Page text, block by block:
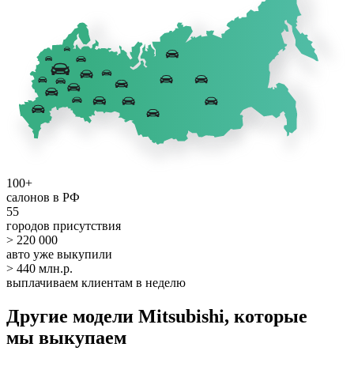
100+
салонов в РФ
55
городов присутствия
> 220 000
авто уже выкупили
> 440 млн.р.
выплачиваем клиентам в неделю
Другие модели Mitsubishi, которые
мы выкупаем